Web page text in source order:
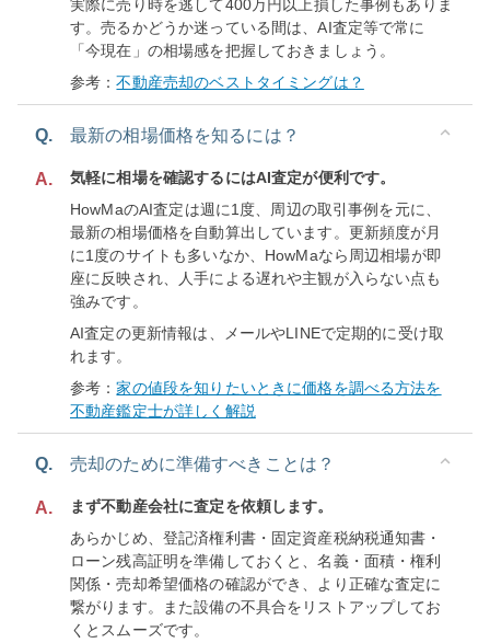
実際に売り時を逃して400万円以上損した事例もありま
す。売るかどうか迷っている間は、AI査定等で常に
「今現在」の相場感を把握しておきましょう。
参考：不動産売却のベストタイミングは？
Q. 最新の相場価格を知るには？
A.
気軽に相場を確認するにはAI査定が便利です。
HowMaのAI査定は週に1度、周辺の取引事例を元に、
最新の相場価格を自動算出しています。更新頻度が月
に1度のサイトも多いなか、HowMaなら周辺相場が即
座に反映され、人手による遅れや主観が入らない点も
強みです。
AI査定の更新情報は、メールやLINEで定期的に受け取
れます。
参考：家の値段を知りたいときに価格を調べる方法を
不動産鑑定士が詳しく解説
Q. 売却のために準備すべきことは？
A.
まず不動産会社に査定を依頼します。
あらかじめ、登記済権利書・固定資産税納税通知書・
ローン残高証明を準備しておくと、名義・面積・権利
関係・売却希望価格の確認ができ、より正確な査定に
繋がります。また設備の不具合をリストアップしてお
くとスムーズです。